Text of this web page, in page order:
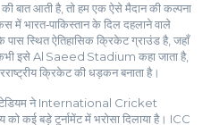
की बात आती है, तो हम एक ऐसे मैदान की कल्पना
भारत‑पाकिस्तान के दिल दहलाने वाले
स्थित ऐतिहासिक क्रिकेट ग्राउंड है, जहाँ
इसेAl Saeed Stadium कहा जाता है,
क्रिकेट की धड़कन बनाता है।
नेInternational Cricket
को कई बड़े टूर्नामेंट में भरोसा दिलाया है। ICC